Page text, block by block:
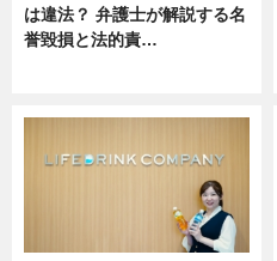
は違法？ 弁護士が解説する名
誉毀損と法的責…